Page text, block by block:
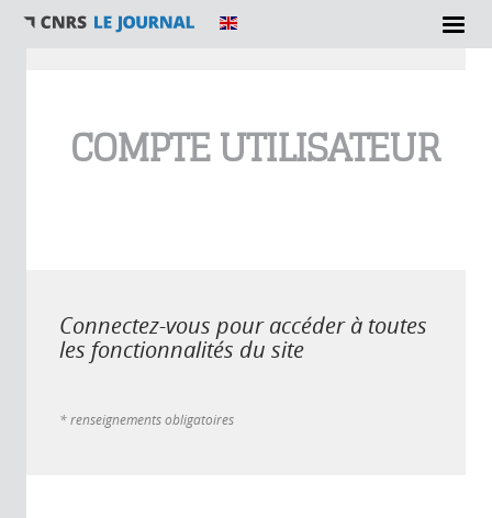
COMPTE UTILISATEUR
Connectez-vous pour accéder à toutes
les fonctionnalités du site
* renseignements obligatoires